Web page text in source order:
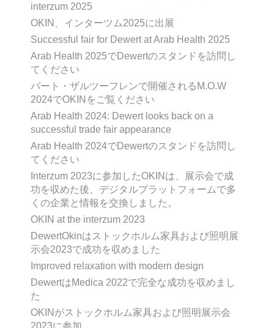
interzum 2025
OKIN、インターツム2025に出展
Successful fair for Dewert at Arab Health 2025
Arab Health 2025でDewertのスタンドを訪問し
てください
バート・ザルツーフレンで開催されるM.O.W
2024でOKINをご覧ください
Arab Health 2024: Dewert looks back on a
successful trade fair appearance
Arab Health 2024でDewertのスタンドを訪問し
てください
Interzum 2023に参加したOKINは、展示会で成
功を収めた後、デジタルプラットフォームで多
くの企業と情報を交換しました。
OKIN at the interzum 2023
DewertOkinはストックホルム家具および照明展
示会2023で成功を収めました
Improved relaxation with modern design
DewertはMedica 2022で完全な成功を収めまし
た
OKINがストックホルム家具および照明展示会
2023に参加